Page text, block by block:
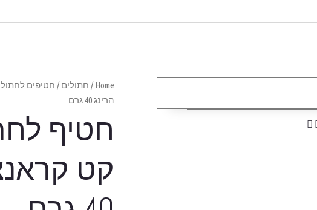
Home
/ חתולים/ חטיפים לחתול
הרינג 40 גרם
חטיף
קט